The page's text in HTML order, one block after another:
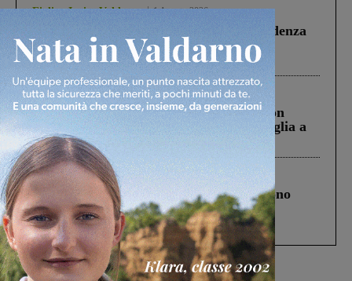
Figline Incisa Valdarno 1 Agosto 2026
Piscina di Figline finanziata oltre la scadenza
Pnrr, il gruppo di Fratelli d’Italia: “Un
ringraziamento al Governo”
Cronaca 3 Agosto 2026
Scomparso da una struttura di Castiglion
Fiorentino l’uomo che aveva ucciso la figlia a
Levane nel 2020
Cronaca 4 Agosto 2026
Un anno fa la strage in A1 in cui morirono
Gianni, Giulia e Franco. Lo schianto, il
processo, lo stop ai sorpassi fra tir....